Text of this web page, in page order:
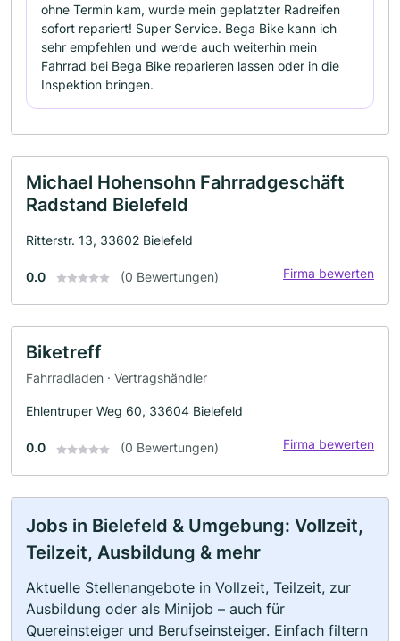
ohne Termin kam, wurde mein geplatzter Radreifen
sofort repariert! Super Service. Bega Bike kann ich
sehr empfehlen und werde auch weiterhin mein
Fahrrad bei Bega Bike reparieren lassen oder in die
Inspektion bringen.
Michael Hohensohn Fahrradgeschäft
Radstand Bielefeld
Ritterstr. 13, 33602 Bielefeld
0.0 (0 Bewertungen) Firma bewerten
Biketreff
Fahrradladen · Vertragshändler
Ehlentruper Weg 60, 33604 Bielefeld
0.0 (0 Bewertungen) Firma bewerten
Jobs in Bielefeld & Umgebung: Vollzeit,
Teilzeit, Ausbildung & mehr
Aktuelle Stellenangebote in Vollzeit, Teilzeit, zur
Ausbildung oder als Minijob – auch für
Quereinsteiger und Berufseinsteiger. Einfach filtern